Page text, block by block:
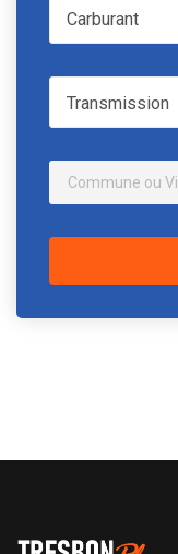
CarburantCarburant
TransmissionTransmission